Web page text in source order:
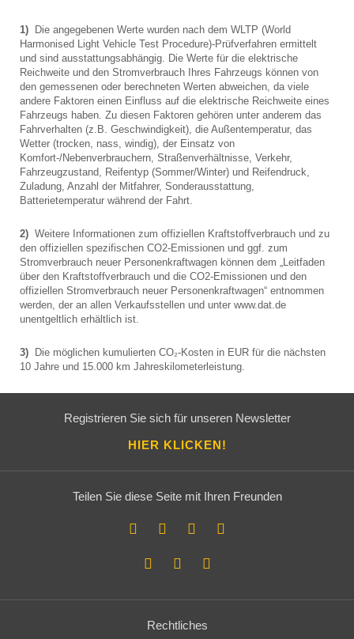
1) Die angegebenen Werte wurden nach dem WLTP (World
Harmonised Light Vehicle Test Procedure)-Prüfverfahren ermittelt
und sind ausstattungsabhängig. Die Werte für die elektrische
Reichweite und den Stromverbrauch Ihres Fahrzeugs können von
den gemessenen oder berechneten Werten abweichen, da viele
andere Faktoren einen Einfluss auf die elektrische Reichweite eines
Fahrzeugs haben. Zu diesen Faktoren gehören unter anderem das
Fahrverhalten (z.B. Geschwindigkeit), die Außentemperatur, das
Wetter (trocken, nass, windig), der Einsatz von
Komfort-/Nebenverbrauchern, Straßenverhältnisse, Verkehr,
Fahrzeugzustand, Reifentyp (Sommer/Winter) und Reifendruck,
Zuladung, Anzahl der Mitfahrer, Sonderausstattung,
Batterietemperatur während der Fahrt.
2) Weitere Informationen zum offiziellen Kraftstoffverbrauch und zu
den offiziellen spezifischen CO2-Emissionen und ggf. zum
Stromverbrauch neuer Personenkraftwagen können dem „Leitfaden
über den Kraftstoffverbrauch und die CO2-Emissionen und den
offiziellen Stromverbrauch neuer Personenkraftwagen“ entnommen
werden, der an allen Verkaufsstellen und unter www.dat.de
unentgeltlich erhältlich ist.
3) Die möglichen kumulierten CO₂-Kosten in EUR für die nächsten
10 Jahre und 15.000 km Jahreskilometerleistung.
Registrieren Sie sich für unseren Newsletter
HIER KLICKEN!
Teilen Sie diese Seite mit Ihren Freunden
Rechtliches